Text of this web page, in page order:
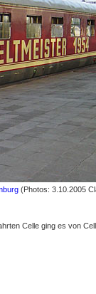
(Photos: 3.10.2005
Celle ging es von